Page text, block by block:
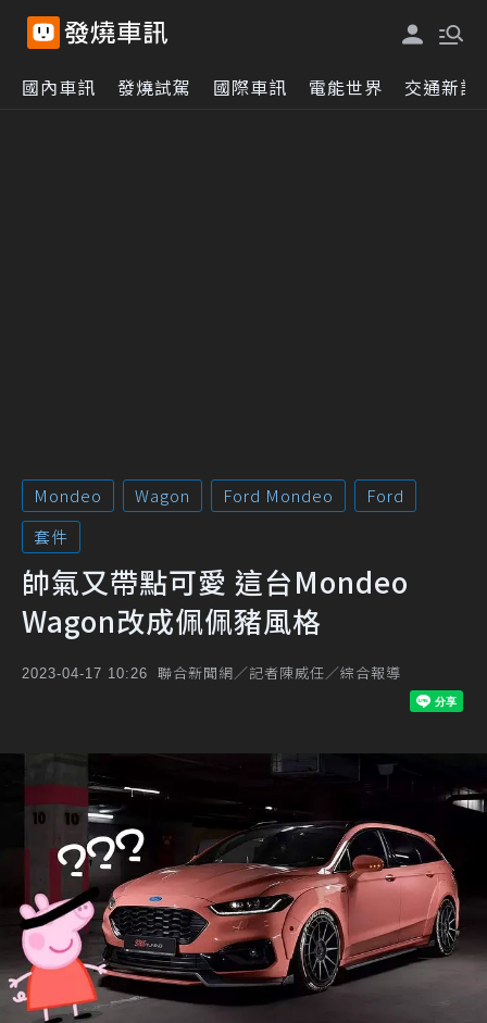
國內車訊 發燒試駕 國際車訊 電能世界 交通新訊
Mondeo Wagon Ford Mondeo
Ford
套件
帥氣又帶點可愛 這台Mondeo
Wagon改成佩佩豬風格
2023-04-17 10:26 聯合新聞網／記者陳威任／綜合報導